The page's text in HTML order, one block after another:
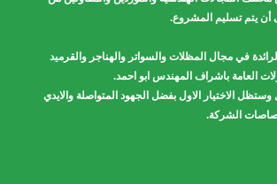
أن يتم تسليم المشروع.
في مجال المظلات والسواتر والهناجر والقرميد
العامة باشراف المهندس ابو احمد.
وستظل الاختيار الاول بفضل الجهود المتواصلة والايدي
الشركة.